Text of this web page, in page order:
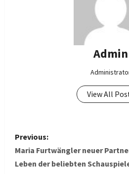
Admin
View All
P
o
Previous:
Maria Furtwängler neuer
Leben der beliebten